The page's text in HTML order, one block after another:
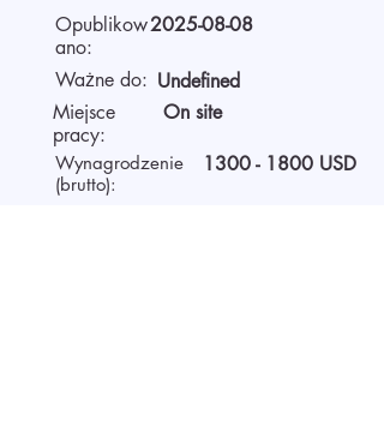
Opublikow
ano:
2025-08-08
Ważne do: Undefined
Miejsce
pracy:
On site
Wynagrodzenie
(brutto):
1300 - 1800 USD